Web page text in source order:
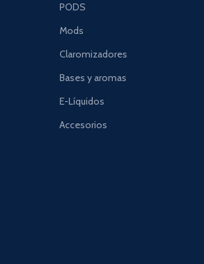
PODS
Mods
Claromizadores
Bases y aromas
E-Líquidos
Accesorios